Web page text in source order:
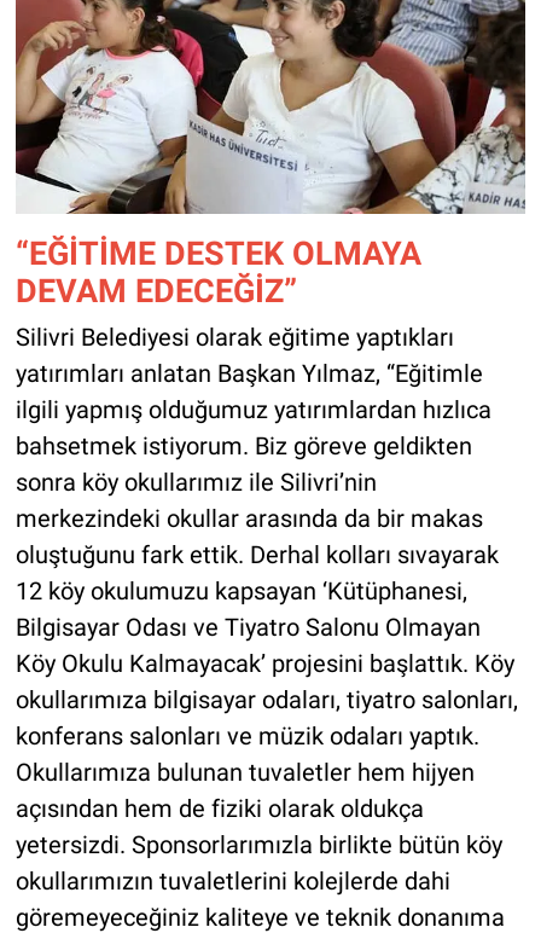
“EĞİTİME DESTEK OLMAYA
DEVAM EDECEĞİZ”
Silivri Belediyesi olarak eğitime yaptıkları
yatırımları anlatan Başkan Yılmaz, “Eğitimle
ilgili yapmış olduğumuz yatırımlardan hızlıca
bahsetmek istiyorum. Biz göreve geldikten
sonra köy okullarımız ile Silivri’nin
merkezindeki okullar arasında da bir makas
oluştuğunu fark ettik. Derhal kolları sıvayarak
12 köy okulumuzu kapsayan ‘Kütüphanesi,
Bilgisayar Odası ve Tiyatro Salonu Olmayan
Köy Okulu Kalmayacak’ projesini başlattık. Köy
okullarımıza bilgisayar odaları, tiyatro salonları,
konferans salonları ve müzik odaları yaptık.
Okullarımıza bulunan tuvaletler hem hijyen
açısından hem de fiziki olarak oldukça
yetersizdi. Sponsorlarımızla birlikte bütün köy
okullarımızın tuvaletlerini kolejlerde dahi
göremeyeceğiniz kaliteye ve teknik donanıma